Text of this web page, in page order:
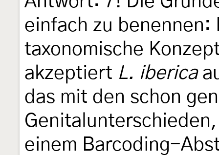
einfach zu
taxonomische
akzeptiert L. iberica
das mit den schon
einem Barcoding-